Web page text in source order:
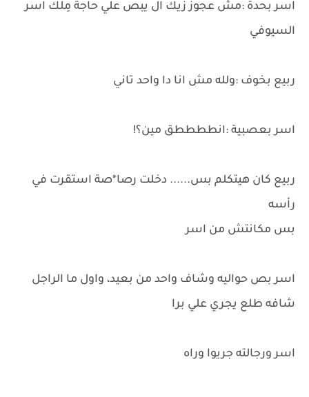
اسر بحدة :مش عجوز زيك ال يبص علي حاجة مِلك اسر
السيوفي
ربيع بخوف :ولله مش انا دا واحد تاني
اسر بعصبية :انططططق مين؟!
ربيع كان هيتكلم بس...... دخلت رصا*صة استقرت في
رأسه
بس مكانتش من اسر
اسر بص حواليه وشاف واحد من بعيد، واول ما الراجل
شافه طلع يجري علي برا
اسر ورجالته جريوا وراه